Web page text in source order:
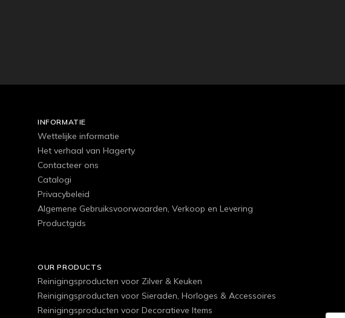
INFORMATIE
Wettelijke informatie
Het verhaal van Hagerty
Contacteer ons
Catalogi
Privacybeleid
Algemene Gebruiksvoorwaarden, Verkoop en Levering
Productgids
OUR PRODUCTS
Reinigingsproducten voor Zilver & Keuken
Reinigingsproducten voor Sieraden, Horloges & Accessoires
Reinigingsproducten voor Decoratieve Items